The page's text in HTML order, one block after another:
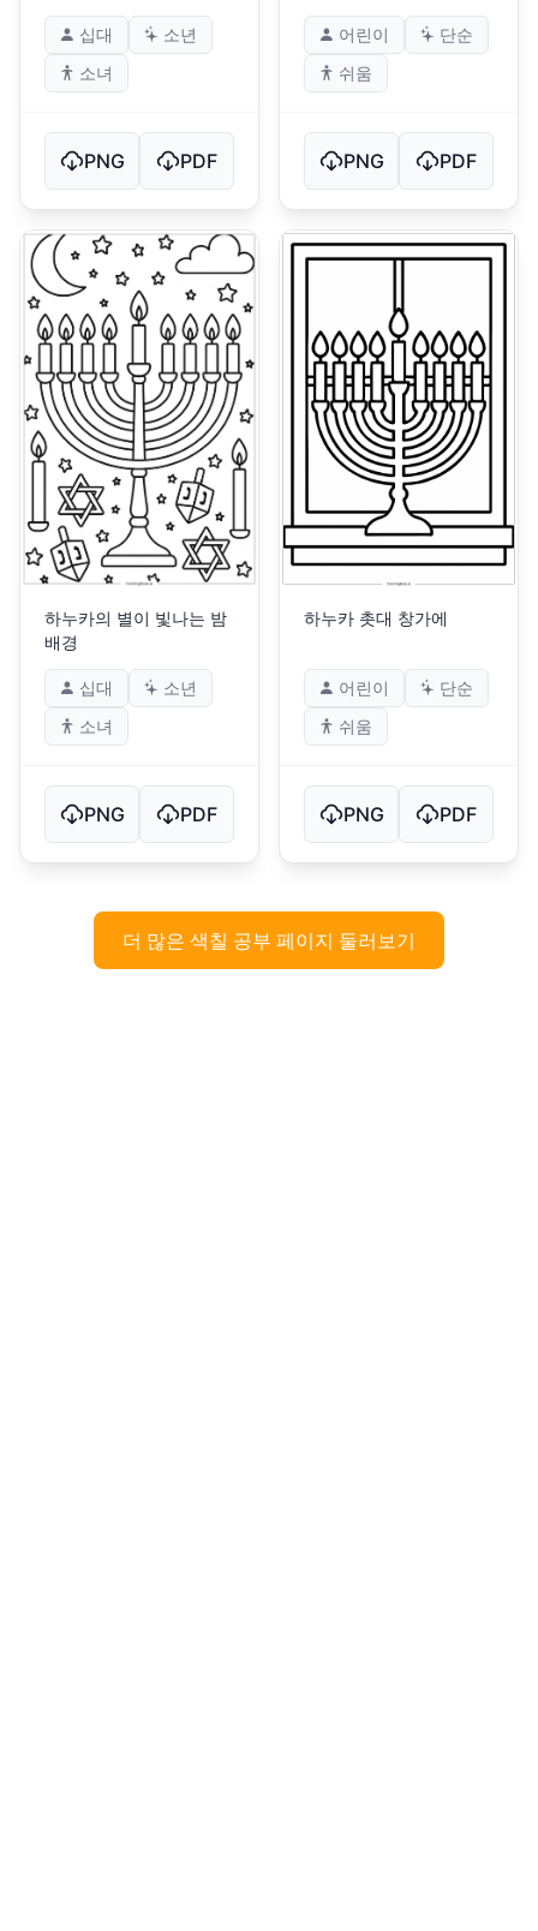
십대
소년
소녀
PNG PDF
어린이
단순
쉬움
PNG PDF
하누카의 별이 빛나는 밤
배경
십대
소년
소녀
PNG PDF
하누카 촛대 창가에
어린이
단순
쉬움
PNG PDF
더 많은 색칠 공부 페이지 둘러보기